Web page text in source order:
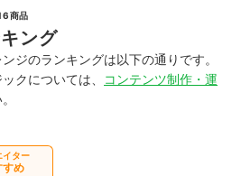
商品
ング
ジのランキングは以下の通りです。
クについては、
コンテンツ制作・運
イター
すめ